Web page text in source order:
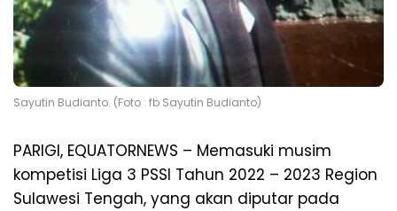
Sayutin Budianto. (Foto : fb Sayutin Budianto)
PARIGI, EQUATORNEWS – Memasuki musim
kompetisi Liga 3 PSSI Tahun 2022 – 2023 Region
Sulawesi Tengah, yang akan diputar pada